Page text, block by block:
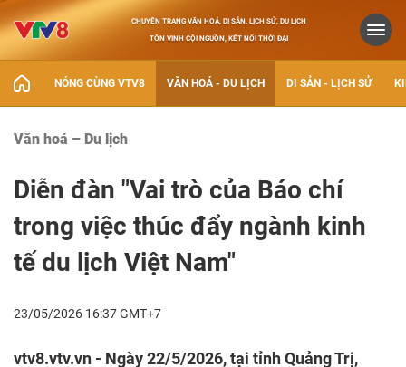
CHUYÊN TRANG VĂN HOÁ, DI SẢN, LỊCH SỬ, DU LỊCH
TÔN VINH CỘI NGUỒN, KẾT NỐI THỜI ĐẠI
NÓNG CÙNG VTV8 VĂN HOÁ - DU LỊCH DI SẢN - LỊCH SỬ
Văn hoá – Du lịch
Diễn đàn "Vai trò của Báo chí
trong việc thúc đẩy ngành kinh
tế du lịch Việt Nam"
23/05/2026 16:37 GMT+7
vtv8.vtv.vn - Ngày 22/5/2026, tại tỉnh Quảng Trị,